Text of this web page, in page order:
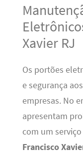
Xavier RJ
Os portões
e segurança
empresas. No
apresentam
com um
Francisco